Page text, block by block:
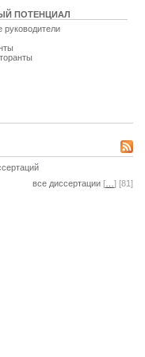
ПОТЕНЦИАЛ
руководители
все диссертации [ ] [81]